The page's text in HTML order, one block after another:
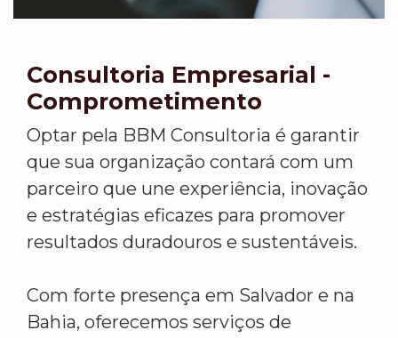
Consultoria Empresarial -
Comprometimento
Optar pela BBM Consultoria é garantir
que sua organização contará com um
parceiro que une experiência, inovação
e estratégias eficazes para promover
resultados duradouros e sustentáveis.
Com forte presença em Salvador e na
Bahia, oferecemos serviços de